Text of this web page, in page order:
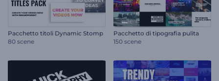
Pacchetto titoli Dynamic Stomp
80 scene
Pacchetto di tipografia pulita
150 scene